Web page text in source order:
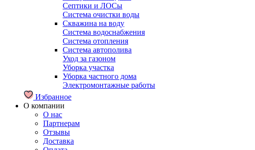
Септики и ЛОСы
Система очистки воды
Скважина на воду
Система водоснабжения
Система отопления
Система автополива
Уход за газоном
Уборка участка
Уборка частного дома
Электромонтажные работы
Избранное
О компании
О нас
Партнерам
Отзывы
Доставка